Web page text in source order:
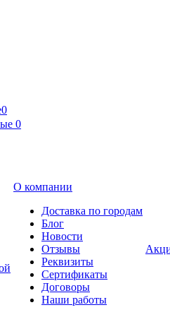
0
0
О компании
Доставка по городам
Блог
Новости
Отзывы
Реквизиты
Сертификаты
Договоры
Наши работы